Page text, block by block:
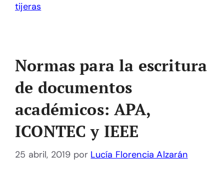
tijeras
Normas para la escritura
de documentos
académicos: APA,
ICONTEC y IEEE
25 abril, 2019 por Lucía Florencia Alzarán